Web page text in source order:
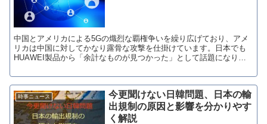
中国とアメリカによる5Gの熾烈な覇権争いを繰り広げており、アメ
リカは中国に対してかなり露骨な攻撃を仕掛けています。日本でも
HUAWEI製品から「余計なものが見つかった」として話題になりま
時事ニュース
今更聞けない日韓問題、日本の輸
出規制の原因と影響を分かりやす
く解説